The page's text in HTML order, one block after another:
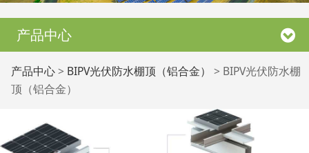
产品中心
BIPV光伏防水棚顶（铝
合金）
产品中心> BIPV光伏防水棚顶（铝合金） > BIPV光伏防水棚
顶（铝合金）